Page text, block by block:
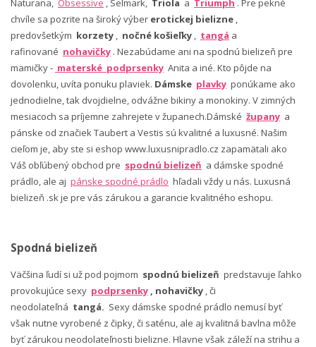
Naturana, Obsessive , Selmark, Triola a Triumph . Pre pekné
chvíle sa pozrite na široký výber erotickej bielizne ,
predovšetkým korzety , nočné košieľky , tangá a
rafinované nohavičky . Nezabúdame ani na spodnú bielizeň pre
mamičky - materské podprsenky Anita a iné. Kto pôjde na
dovolenku, uvíta ponuku plaviek. Dámske plavky ponúkame ako
jednodielne, tak dvojdielne, odvážne bikiny a monokiny. V zimných
mesiacoch sa príjemne zahrejete v županech.Dámské župany a
pánske od značiek Taubert a Vestis sú kvalitné a luxusné. Našim
cieľom je, aby ste si eshop www.luxusnipradlo.cz zapamätali ako
Váš obľúbený obchod pre spodnú bielizeň a dámske spodné
prádlo, ale aj pánske spodné prádlo hľadali vždy u nás. Luxusná
bielizeň .sk je pre vás zárukou a garancie kvalitného eshopu.
Spodná bielizeň
Väčšina ľudí si už pod pojmom spodnú bielizeň predstavuje ľahko
provokujúce sexy podprsenky , nohavičky , či
neodolateľná tangá. Sexy dámske spodné prádlo nemusí byť
však nutne vyrobené z čipky, či saténu, ale aj kvalitná bavlna môže
byť zárukou neodolateľnosti bielizne. Hlavne však záleží na strihu a